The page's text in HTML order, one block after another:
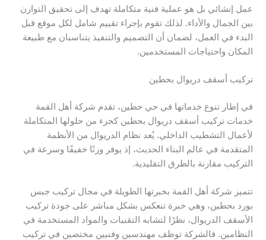
عمل إنشائي بل هو عملية فنية متكاملة تهدف إلى تحقيق التوازن
بين الجمال والأداء. لذلك تقوم بإجراء تقييم شامل لكل موقع قبل
البدء في العمل، لضمان أن التصميم والتنفيذ يتناسبان مع طبيعة
المكان واحتياجات المستخدمين.
تركيب أسقف دريوال بحطين
في إطار تنوع خدماتها في حي حطين، تقدم شركة أهل القمة
خدمات تركيب أسقف دريوال بحطين كجزء من حلولها المتكاملة
لأعمال التشطيب الداخلي. يُعد نظام الدريوال من الأنظمة
المتقدمة في عالم البناء الحديث، إذ يوفر وزنًا خفيفًا وسرعة في
التركيب مقارنة بالطرق التقليدية.
تتميز شركة أهل القمة بخبرتها الطويلة في مجال تركيب جبس
بورد بحطين، وهي خبرة تنعكس بشكل مباشر على جودة تركيب
الأسقف الدريوال، نظرًا لتشابه التقنيات والمواد المستخدمة في
النظامين. فالشركة توظف مهندسين وفنيين مختصين في تركيب